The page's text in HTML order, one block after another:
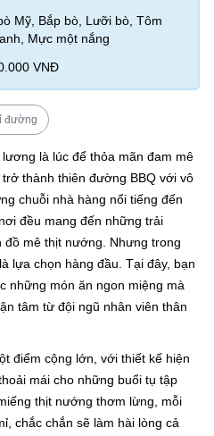
Mỹ, Bắp bò, Lưỡi bò, Tôm
Mực một nắng
VNĐ
đường
là lúc để thỏa mãn đam mê
thành thiên đường BBQ với vô
chuỗi nhà hàng nổi tiếng đến
đều mang đến những trải
mê thịt nướng. Nhưng trong
lựa chọn hàng đầu. Tại đây, bạn
những món ăn ngon miệng mà
tâm từ đội ngũ nhân viên thân
điểm cộng lớn, với thiết kế hiện
mái cho những buổi tụ tập
thịt nướng thơm lừng, mỗi
chắc chắn sẽ làm hài lòng cả